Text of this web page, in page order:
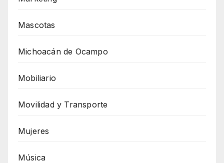
Mascotas
Michoacán de Ocampo
Mobiliario
Movilidad y Transporte
Mujeres
Música